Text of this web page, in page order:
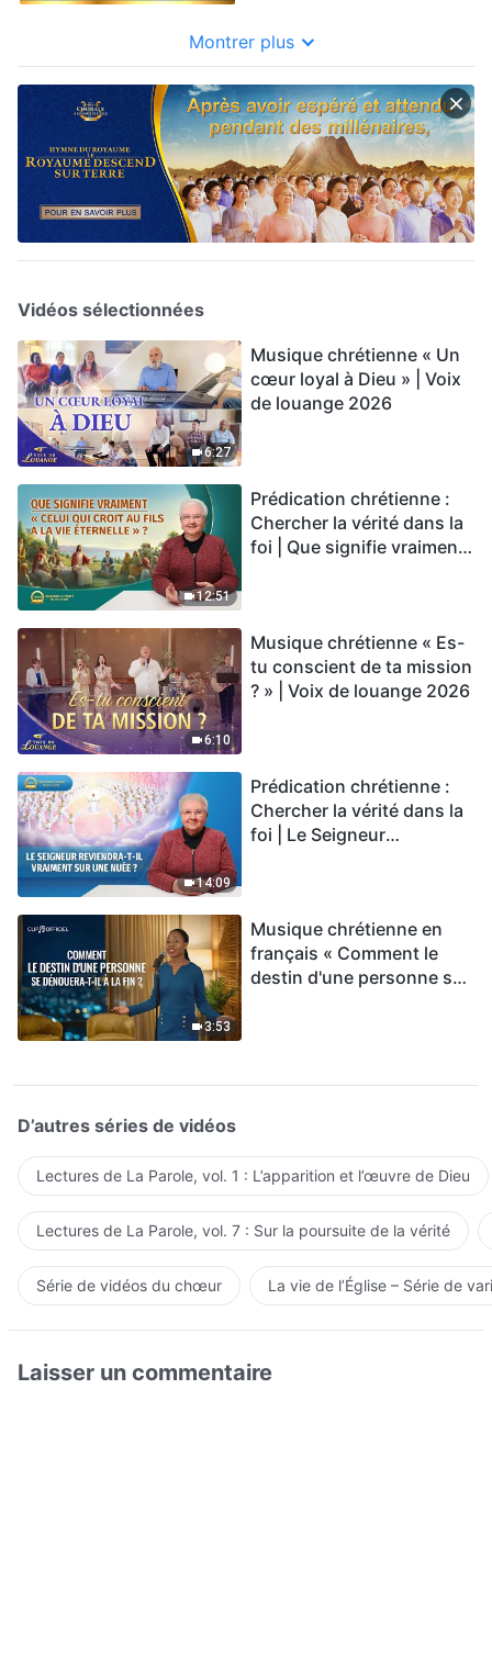
Montrer plus
Vidéos sélectionnées
6:27
Musique chrétienne « Un
cœur loyal à Dieu » | Voix
de louange 2026
12:51
Prédication chrétienne :
Chercher la vérité dans la
foi | Que signifie vraiment
6:10
Musique chrétienne « Es-
tu conscient de ta mission
? » | Voix de louange 2026
14:09
Prédication chrétienne :
Chercher la vérité dans la
foi | Le Seigneur
3:53
Musique chrétienne en
français « Comment le
destin d'une personne se
D’autres séries de vidéos
Lectures de La Parole, vol. 1 : L’apparition et l’œuvre de Dieu
Lectures de La Parole, vol. 7 : Sur la poursuite de la vérité
Série de vidéos du chœur La vie de l’Église – Série de
Laisser un commentaire